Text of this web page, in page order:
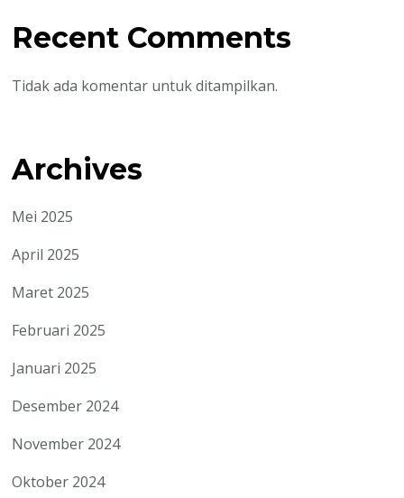
Recent Comments
Tidak ada komentar untuk ditampilkan.
Archives
Mei 2025
April 2025
Maret 2025
Februari 2025
Januari 2025
Desember 2024
November 2024
Oktober 2024